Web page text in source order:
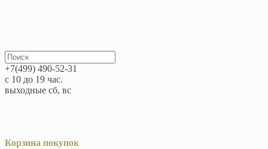
+7(499) 490-52-31
с 10 до 19 час.
выходные сб, вс
Корзина покупок